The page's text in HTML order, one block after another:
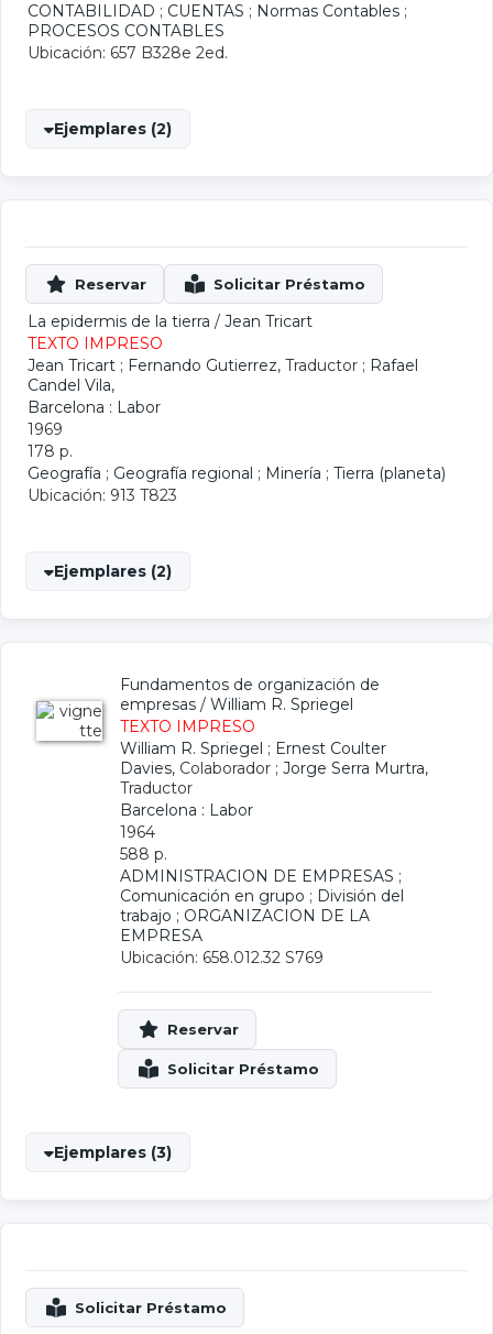
CONTABILIDAD ; CUENTAS ; Normas Contables ;
PROCESOS CONTABLES
Ubicación: 657 B328e 2ed.
Ejemplares (2)
La epidermis de la tierra / Jean Tricart
TEXTO IMPRESO
Jean Tricart ; Fernando Gutierrez, Traductor ; Rafael
Candel Vila,
Barcelona : Labor
1969
178 p.
Geografía ; Geografía regional ; Minería ; Tierra (planeta)
Ubicación: 913 T823
Ejemplares (2)
Fundamentos de organización de
empresas / William R. Spriegel
TEXTO IMPRESO
William R. Spriegel ; Ernest Coulter
Davies, Colaborador ; Jorge Serra Murtra,
Traductor
Barcelona : Labor
1964
588 p.
ADMINISTRACION DE EMPRESAS ;
Comunicación en grupo ; División del
trabajo ; ORGANIZACION DE LA
EMPRESA
Ubicación: 658.012.32 S769
Ejemplares (3)